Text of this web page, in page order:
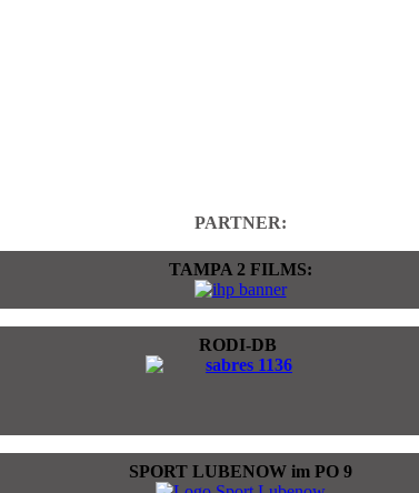
PARTNER:
TAMPA 2 FILMS:
RODI-DB
SPORT LUBENOW im PO 9